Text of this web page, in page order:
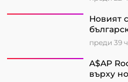
Новият
преди 39
A$AP
върху